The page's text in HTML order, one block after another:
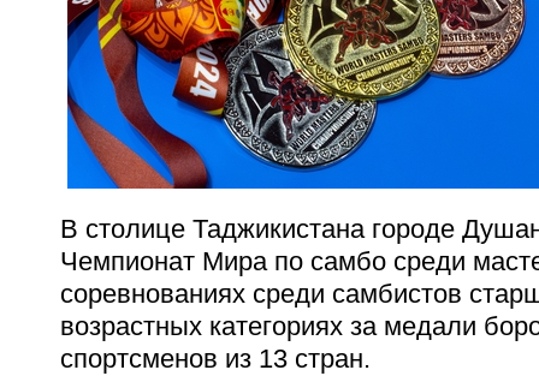
В столице Таджикистана городе
Чемпионат Мира по самбо среди
соревнованиях среди самбистов
возрастных категориях за медали
спортсменов из 13 стран.